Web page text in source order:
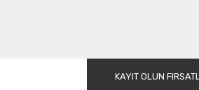
Gönder
KAYIT OLUN